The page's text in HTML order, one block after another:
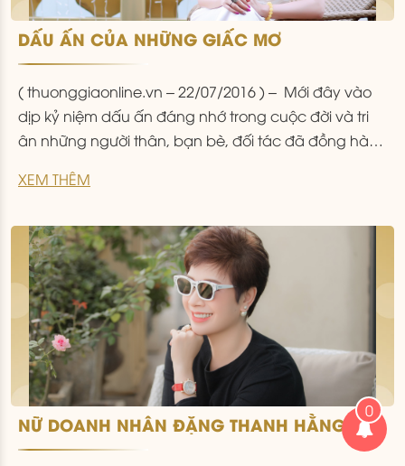
0
DẤU ẤN CỦA NHỮNG GIẤC MƠ
( thuonggiaonline.vn – 22/07/2016 ) – Mới đây vào
dịp kỷ niệm dấu ấn đáng nhớ trong cuộc đời và tri
ân những người thân, bạn bè, đối tác đã đồng hành
Đặng Thanh Hằng, người sáng lập Beauty Medi đã
XEM THÊM
NỮ DOANH NHÂN ĐẶNG THANH HẰNG:
NGƯỜI ĐÀN BÀ YÊU CÁI ĐẸP